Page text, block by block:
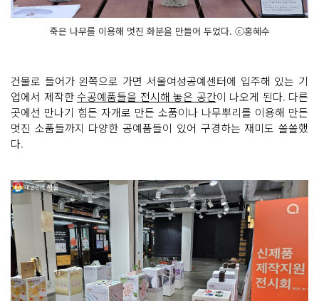
죽은 나무를 이용해 멋진 화분을 만들어 두었다. ⓒ홍혜수
건물로 들어가 왼쪽으로 가면 서울여성공예센터에 입주해 있는 기
업에서 제작한수공예품들을 전시해 놓은 공간이 나오게 된다. 다른
곳에선 만나기 힘든 자개로 만든 소품이나 나무뿌리를 이용해 만든
멋진 소품들까지 다양한 공예품들이 있어 구경하는 재미도 쏠쏠했
다.